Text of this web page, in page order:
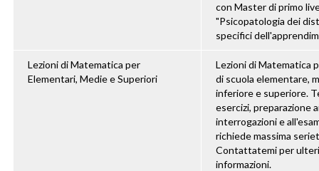
con Master di primo
"Psicopatologia dei
specifici
Lezioni di Matematica per
Elementari, Medie e Superiori
Lezioni di Matematica
di scuola elementare,
inferiore e superiore.
esercizi, preparazione
interrogazioni e
richiede massima
Contattatemi per
informazioni.